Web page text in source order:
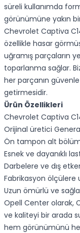
süreli kullanımda
görünümüne yakın
Chevrolet Captiva
özellikle hasar
uğramış parçaların
toparlanma sağlar.
her parçanın
getirmesidir.
Ürün Özellikleri
Chevrolet Captiva
Orijinal üretici
Ön tampon alt
Esnek ve dayanıklı
Darbelere ve dış
Fabrikasyon
Uzun ömürlü ve
Opell Center olarak,
ve kaliteyi bir arada
hem görünümünü